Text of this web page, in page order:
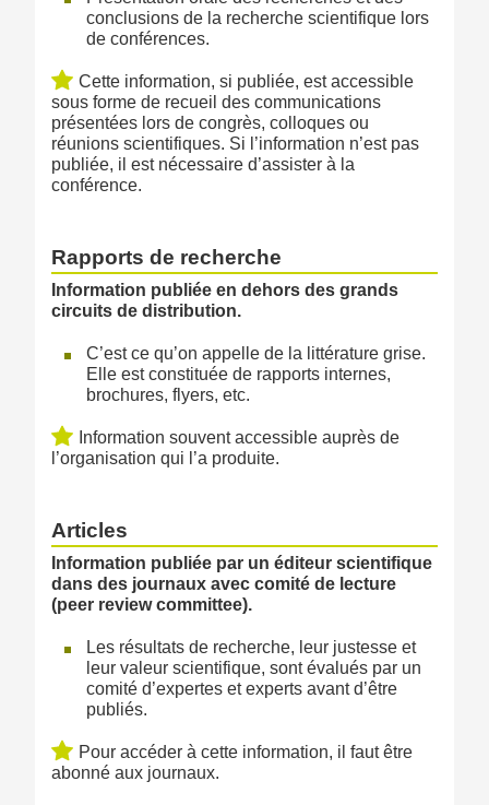
conclusions de la recherche scientifique lors
de conférences.
Cette information, si publiée, est accessible
sous forme de recueil des communications
présentées lors de congrès, colloques ou
réunions scientifiques. Si l’information n’est pas
publiée, il est nécessaire d’assister à la
conférence.
Rapports de recherche
Information publiée en dehors des grands
circuits de distribution.
C’est ce qu’on appelle de la littérature grise.
Elle est constituée de rapports internes,
brochures, flyers, etc.
Information souvent accessible auprès de
l’organisation qui l’a produite.
Articles
Information publiée par un éditeur scientifique
dans des journaux avec comité de lecture
(peer review committee).
Les résultats de recherche, leur justesse et
leur valeur scientifique, sont évalués par un
comité d’expertes et experts avant d’être
publiés.
Pour accéder à cette information, il faut être
abonné aux journaux.